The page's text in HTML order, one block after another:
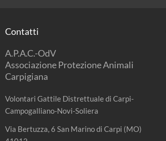
Contatti
A.P.A.C.-OdV
Associazione Protezione Animali
Carpigiana
Volontari Gattile Distrettuale di Carpi-
Campogalliano-Novi-Soliera
Via Bertuzza, 6 San Marino di Carpi (MO)